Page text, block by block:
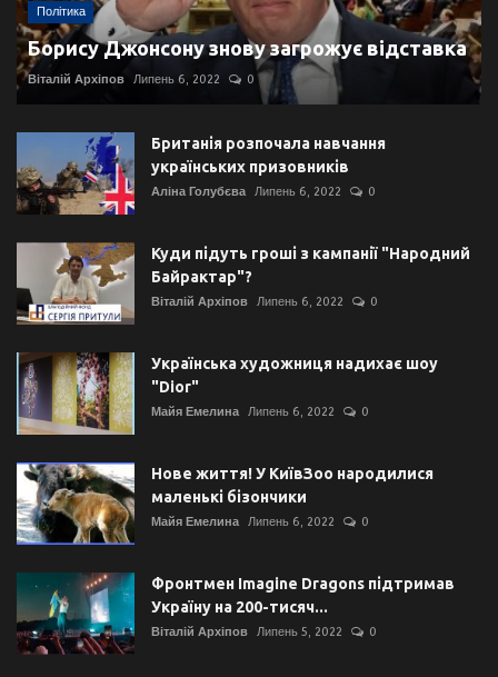
Політика
Борису Джонсону знову загрожує відставка
Віталій Архіпов Липень 6, 2022 0
Британія розпочала навчання
українських призовників
Аліна Голубєва Липень 6, 2022 0
Куди підуть гроші з кампанії "Народний
Байрактар"?
Віталій Архіпов Липень 6, 2022 0
Українська художниця надихає шоу
"Dior"
Майя Емелина Липень 6, 2022 0
Нове життя! У КиївЗоо народилися
маленькі бізончики
Майя Емелина Липень 6, 2022 0
Фронтмен Imagine Dragons підтримав
Україну на 200-тисяч...
Віталій Архіпов Липень 5, 2022 0